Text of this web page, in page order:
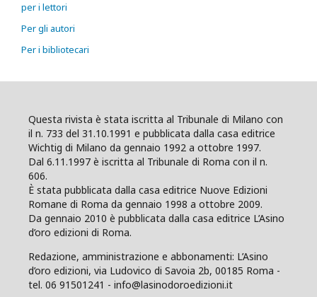
per i lettori
Per gli autori
Per i bibliotecari
Questa rivista è stata iscritta al Tribunale di Milano con
il n. 733 del 31.10.1991 e pubblicata dalla casa editrice
Wichtig di Milano da gennaio 1992 a ottobre 1997.
Dal 6.11.1997 è iscritta al Tribunale di Roma con il n.
606.
È stata pubblicata dalla casa editrice Nuove Edizioni
Romane di Roma da gennaio 1998 a ottobre 2009.
Da gennaio 2010 è pubblicata dalla casa editrice L’Asino
d’oro edizioni di Roma.
Redazione, amministrazione e abbonamenti: L’Asino
d’oro edizioni, via Ludovico di Savoia 2b, 00185 Roma -
tel. 06 91501241 - info@lasinodoroedizioni.it